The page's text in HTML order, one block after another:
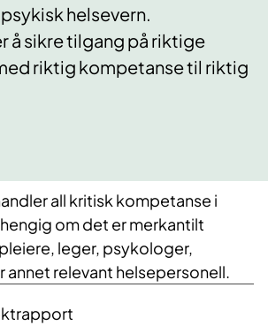
helsevern.
å sikre tilgang på riktige
riktig kompetanse til riktig
all kritisk kompetanse i
om det er merkantilt
leger, psykologer,
annet relevant helsepersonell.